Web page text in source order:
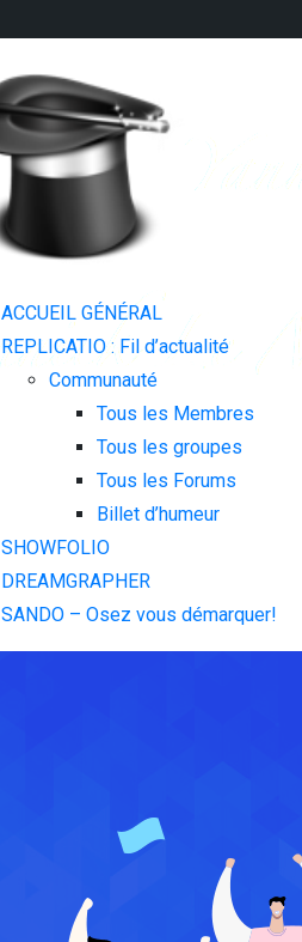
ACCUEIL GÉNÉRAL
REPLICATIO : Fil d’actualité
Communauté
Tous les Membres
Tous les groupes
Tous les Forums
Billet d’humeur
SHOWFOLIO
DREAMGRAPHER
SANDO – Osez vous démarquer!